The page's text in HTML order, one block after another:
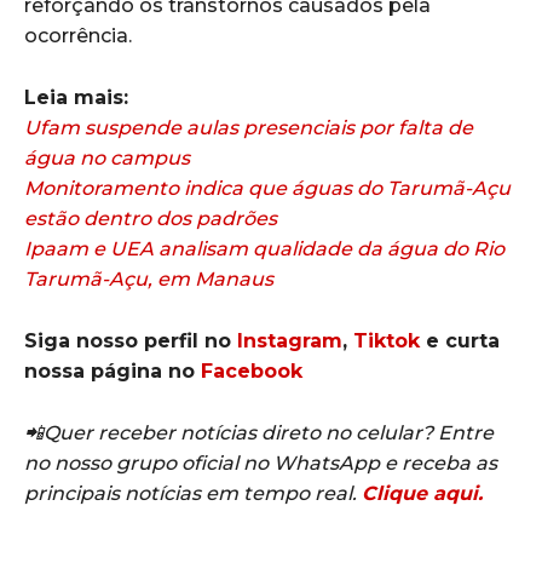
reforçando os transtornos causados pela
ocorrência.
Leia mais:
Ufam suspende aulas presenciais por falta de
água no campus
Monitoramento indica que águas do Tarumã-Açu
estão dentro dos padrões
Ipaam e UEA analisam qualidade da água do Rio
Tarumã-Açu, em Manaus
Siga nosso perfil no Instagram, Tiktok e curta
nossa página no Facebook
📲Quer receber notícias direto no celular? Entre
no nosso grupo oficial no WhatsApp e receba as
principais notícias em tempo real. Clique aqui.